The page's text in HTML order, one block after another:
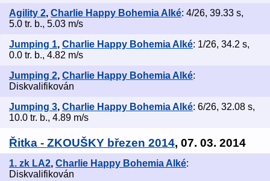
Agility 2, Charlie Happy Bohemia Alké: 4/26, 39.33 s,
5.0 tr. b., 5.03 m/s
Jumping 1, Charlie Happy Bohemia Alké: 1/26, 34.2 s,
0.0 tr. b., 4.82 m/s
Jumping 2, Charlie Happy Bohemia Alké:
Diskvalifikován
Jumping 3, Charlie Happy Bohemia Alké: 6/26, 32.08 s,
10.0 tr. b., 4.89 m/s
Řitka - ZKOUŠKY březen 2014, 07. 03. 2014
1. zk LA2, Charlie Happy Bohemia Alké:
Diskvalifikován